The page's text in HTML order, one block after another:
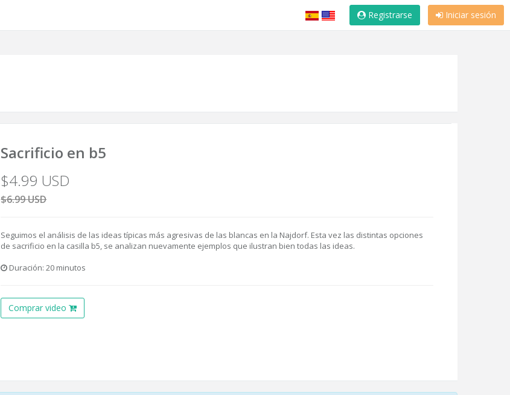
Registrarse Iniciar sesión
Sacrificio en b5
$4.99 USD
$6.99 USD
Seguimos el análisis de las ideas típicas más agresivas de las blancas en la Najdorf. Esta vez las distintas opciones
de sacrificio en la casilla b5, se analizan nuevamente ejemplos que ilustran bien todas las ideas.
Duración: 20 minutos
Comprar video